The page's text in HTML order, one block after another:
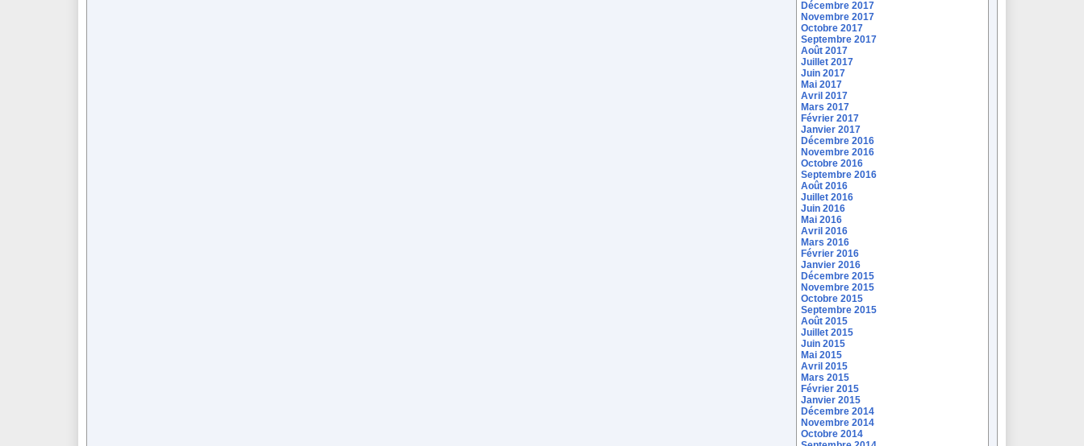
Décembre 2017
Novembre 2017
Octobre 2017
Septembre 2017
Août 2017
Juillet 2017
Juin 2017
Mai 2017
Avril 2017
Mars 2017
Février 2017
Janvier 2017
Décembre 2016
Novembre 2016
Octobre 2016
Septembre 2016
Août 2016
Juillet 2016
Juin 2016
Mai 2016
Avril 2016
Mars 2016
Février 2016
Janvier 2016
Décembre 2015
Novembre 2015
Octobre 2015
Septembre 2015
Août 2015
Juillet 2015
Juin 2015
Mai 2015
Avril 2015
Mars 2015
Février 2015
Janvier 2015
Décembre 2014
Novembre 2014
Octobre 2014